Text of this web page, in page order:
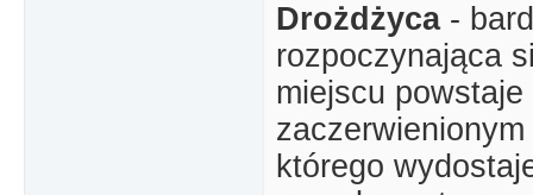
Drożdżyca -
rozpoczynająca
miejscu
którego